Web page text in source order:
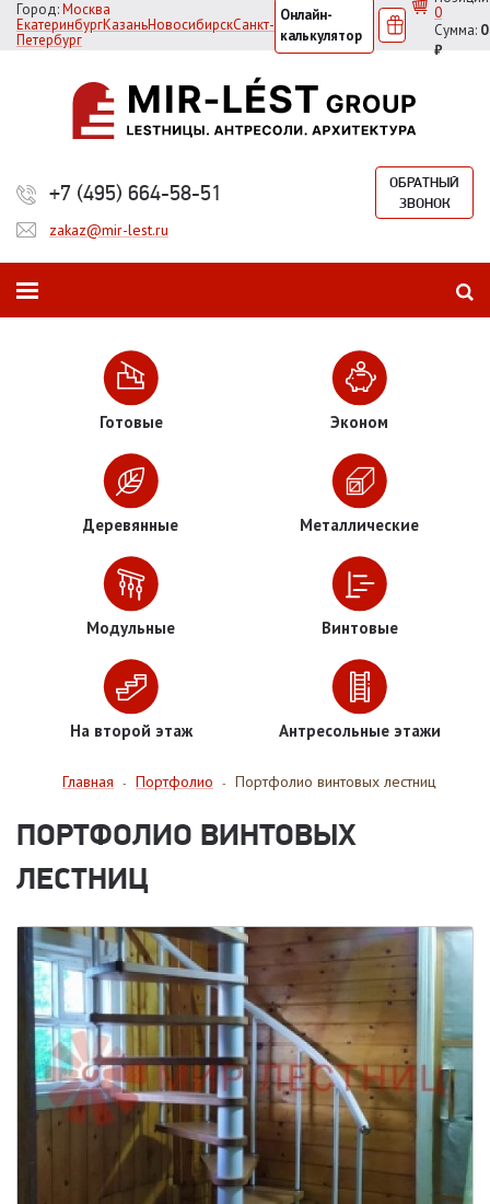
Город:Москва
ЕкатеринбургКазаньНовосибирскСанкт-
Петербург
Онлайн-
калькулятор
0
Сумма: 0
₽
+7 (495) 664-58-51
ОБРАТНЫЙ
ЗВОНОК
zakaz@mir-lest.ru
Готовые Эконом
Деревянные Металлические
Модульные Винтовые
На второй этаж Антресольные этажи
Главная - Портфолио - Портфолио винтовых лестниц
ПОРТФОЛИО ВИНТОВЫХ
ЛЕСТНИЦ